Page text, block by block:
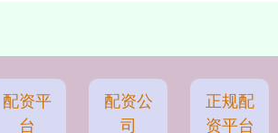
配资平
台
配资公
司
正规配
资平台